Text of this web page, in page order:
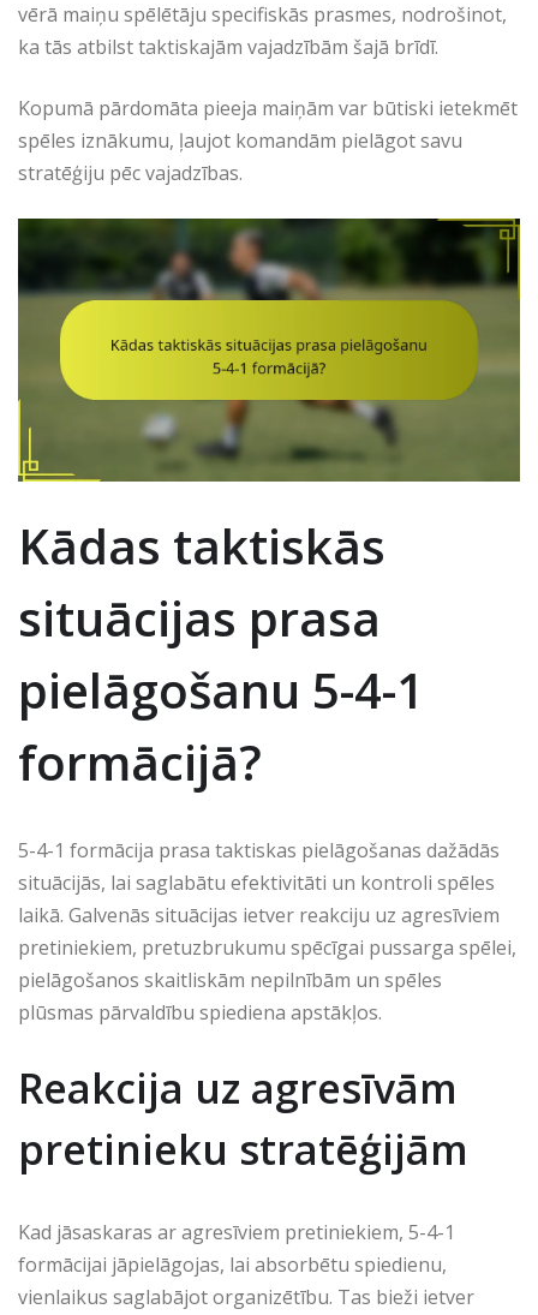
vērā maiņu spēlētāju specifiskās prasmes, nodrošinot,
ka tās atbilst taktiskajām vajadzībām šajā brīdī.
Kopumā pārdomāta pieeja maiņām var būtiski ietekmēt
spēles iznākumu, ļaujot komandām pielāgot savu
stratēģiju pēc vajadzības.
Kādas taktiskās
situācijas prasa
pielāgošanu 5-4-1
formācijā?
5-4-1 formācija prasa taktiskas pielāgošanas dažādās
situācijās, lai saglabātu efektivitāti un kontroli spēles
laikā. Galvenās situācijas ietver reakciju uz agresīviem
pretiniekiem, pretuzbrukumu spēcīgai pussarga spēlei,
pielāgošanos skaitliskām nepilnībām un spēles
plūsmas pārvaldību spiediena apstākļos.
Reakcija uz agresīvām
pretinieku stratēģijām
Kad jāsaskaras ar agresīviem pretiniekiem, 5-4-1
formācijai jāpielāgojas, lai absorbētu spiedienu,
vienlaikus saglabājot organizētību. Tas bieži ietver